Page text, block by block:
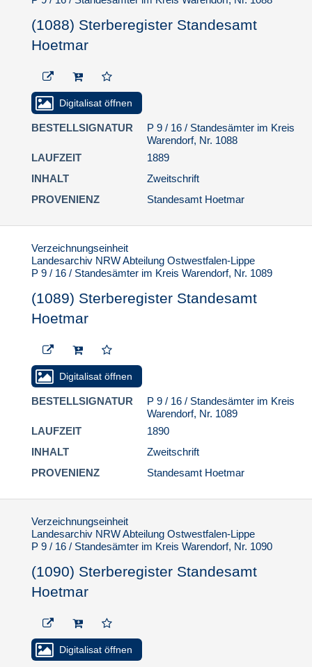
(1088) Sterberegister Standesamt
Hoetmar
Digitalisat öffnen
BESTELLSIGNATUR
P 9 / 16 / Standesämter im Kreis
Warendorf, Nr. 1088
LAUFZEIT
1889
INHALT
Zweitschrift
PROVENIENZ
Standesamt Hoetmar
Verzeichnungseinheit
Landesarchiv NRW Abteilung Ostwestfalen-Lippe
P 9 / 16 / Standesämter im Kreis Warendorf, Nr. 1089
(1089) Sterberegister Standesamt
Hoetmar
Digitalisat öffnen
BESTELLSIGNATUR
P 9 / 16 / Standesämter im Kreis
Warendorf, Nr. 1089
LAUFZEIT
1890
INHALT
Zweitschrift
PROVENIENZ
Standesamt Hoetmar
Verzeichnungseinheit
Landesarchiv NRW Abteilung Ostwestfalen-Lippe
P 9 / 16 / Standesämter im Kreis Warendorf, Nr. 1090
(1090) Sterberegister Standesamt
Hoetmar
Digitalisat öffnen